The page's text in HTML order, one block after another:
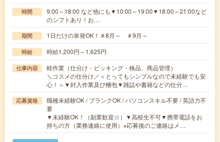
時間
9:00～18:00 など他にも▼10:00～19:00▼18:00～21:00など
のシフトあり！お…
期間 1日だけの単発OK！＃8月～ ＃9月～
時給 時給1,200円～1,625円
仕事内容
軽作業（仕分け・ピッキング・検品、商品管理）
＼コスメの仕分け／＜とってもシンプルなので未経験でも安
心！＞▼封入作業及び梱包▼雑誌や書籍などの仕分…
応募資格
職種未経験OK / ブランクOK / パソコンスキル不要 / 英語力不
要
▼未経験OK！（副業歓迎☆）▼高校生不可▼携帯電話をお
持ちの方（業務連絡に使用）※応募後のご連絡はメ…